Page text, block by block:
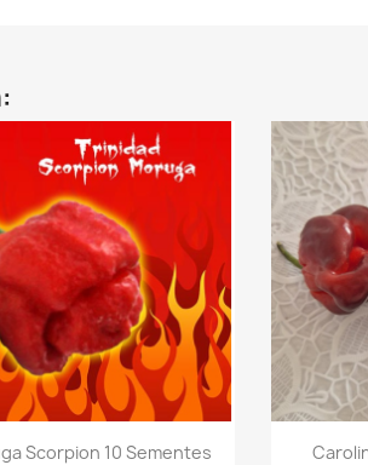
Vista rápida
Scorpion 10 Sementes